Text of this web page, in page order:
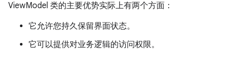
ViewModel 类的主要优势实际上有两个方面：
它允许您持久保留界面状态。
它可以提供对业务逻辑的访问权限。